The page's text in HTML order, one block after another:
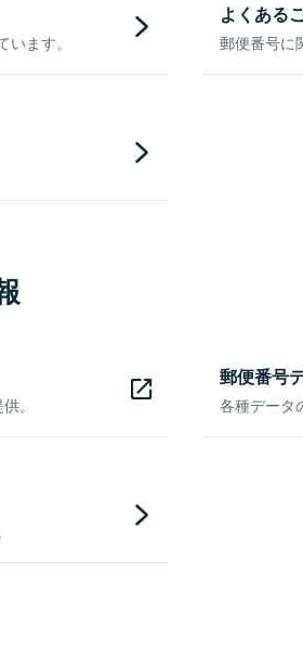
ます。
よくある
郵便番号に
。
郵便番号
各種データ